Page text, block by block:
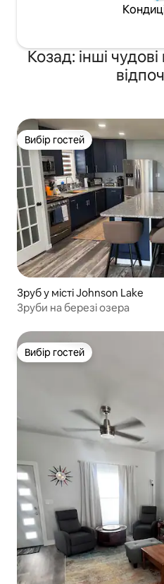
Козад: інші
Вибір гостей
Вибір гостей
Зруб у місті Johnson Lake
Зруби на березі озера
Вибір гостей
Вибір гостей